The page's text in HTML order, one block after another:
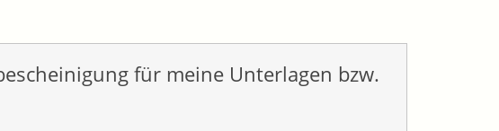
für meine Unterlagen bzw.